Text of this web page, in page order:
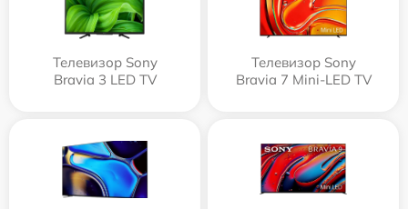
Телевизор Sony
Bravia 3 LED TV
Телевизор Sony
Bravia 7 Mini-LED TV